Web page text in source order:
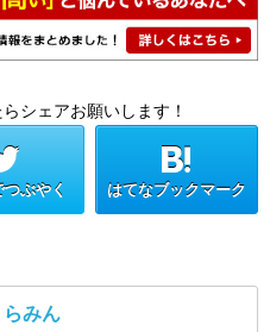
シェアお願いします！
ぶやく はてなブックマーク
みん